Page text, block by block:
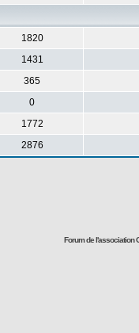
1820
1431
365
0
1772
2876
Forum de l'association